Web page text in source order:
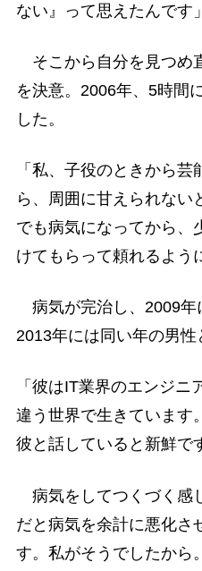
ない』って思えたんです」
そこから自分を見つめ
を決意。2006年、5時間
した。
「私、子役のときから
ら、周囲に甘えられない
でも病気になってから、
けてもらって頼れるよう
病気が完治し、2009年
2013年には同い年の男性
「彼はIT業界のエンジニ
違う世界で生きています
彼と話していると新鮮で
病気をしてつくづく感
だと病気を余計に悪化さ
す。私がそうでしたから